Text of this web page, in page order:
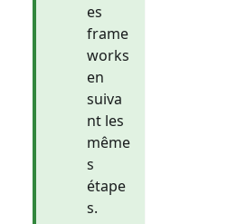
es
frame
works
en
suiva
nt les
même
s
étape
s.